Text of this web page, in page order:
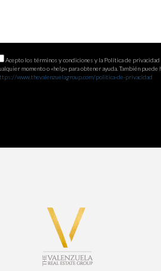
Acepto los términos y condiciones y la Política de
momento o «help» para obtener ayuda. También
www.thevalenzuelagroup.com/politica-de-privacidad